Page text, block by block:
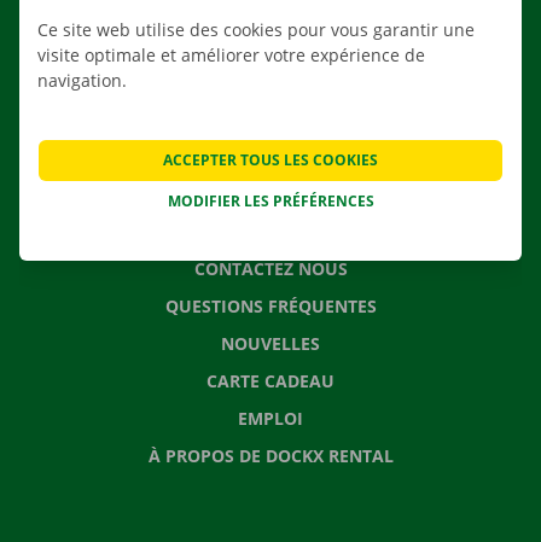
NOS SERVICES
SOLUTIONS DE DÉMÉNAGEMENT
CONTACTEZ NOUS
QUESTIONS FRÉQUENTES
NOUVELLES
CARTE CADEAU
EMPLOI
À PROPOS DE DOCKX RENTAL
Ce site web utilise des cookies pour vous garantir une
visite optimale et améliorer votre expérience de
navigation.
MODIFIER LES PRÉFÉRENCES
ACCEPTER TOUS LES COOKIES